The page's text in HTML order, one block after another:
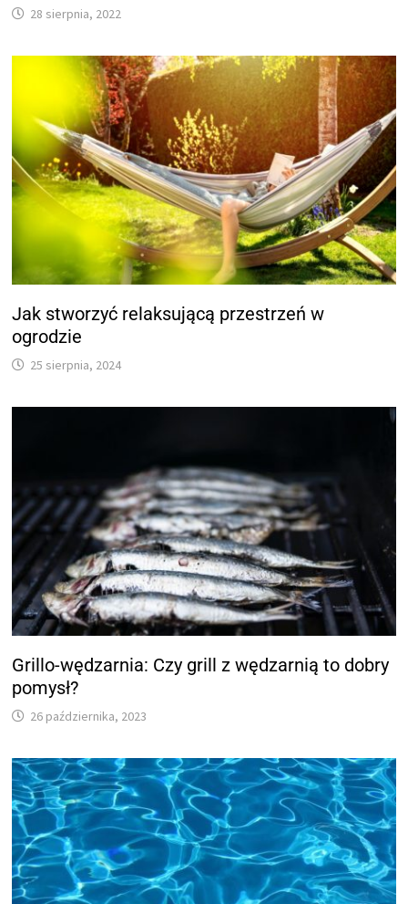
28 sierpnia, 2022
Jak stworzyć relaksującą przestrzeń w
ogrodzie
25 sierpnia, 2024
Grillo-wędzarnia: Czy grill z wędzarnią to dobry
pomysł?
26 października, 2023